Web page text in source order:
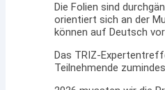
Die Folien sind
orientiert sich an der
können auf Deutsch
Das TRIZ-
Teilnehmende